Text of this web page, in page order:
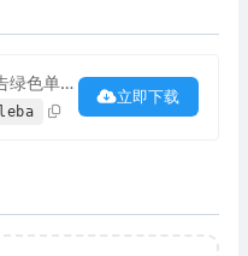
驱动精灵 9.70.0.104 去广告绿色单文件版下载
立即下载